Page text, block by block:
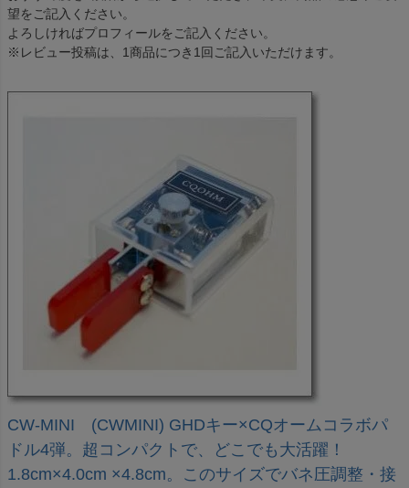
望をご記入ください。
よろしければプロフィールをご記入ください。
※レビュー投稿は、1商品につき1回ご記入いただけます。
CW-MINI (CWMINI) GHDキー×CQオームコラボパ
ドル4弾。超コンパクトで、どこでも大活躍！
1.8cm×4.0cm ×4.8cm。このサイズでバネ圧調整・接